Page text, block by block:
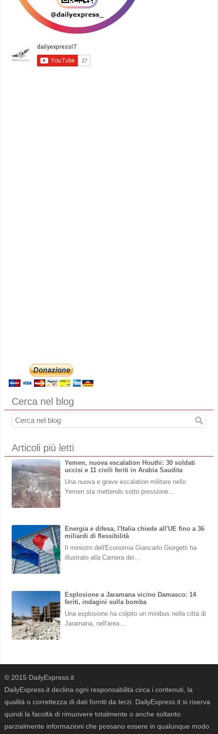
Cerca nel blog
Articoli più letti
Yemen, nuova escalation Houthi: 30 soldati
uccisi e 11 civili feriti in Arabia Saudita
Una nuova e grave escalation militare nello
Yemen sta mettendo sotto pressione…
Energia e difesa, l'Italia chiede all'UE fino a 36
miliardi di flessibilità
Il ministro dell'Economia Giancarlo Giorgetti ha
illustrato alla Camera dei…
Esplosione a Jaramana vicino Damasco: 14
feriti, indagini sulla bomba
Una esplosione ha colpito un minibus nella città di
Jaramana, nell'area…
© 2015 DailyExpress.it
DailyExpress.it declina ogni responsabilità circa i contenuti, la
qualità o correttezza di dati forniti da terzi. DailyExpress.it si riserva
quindi la facoltà di rimuovere totalmente o anche soltanto
parzialmente informazioni che possano essere in qualunque modo